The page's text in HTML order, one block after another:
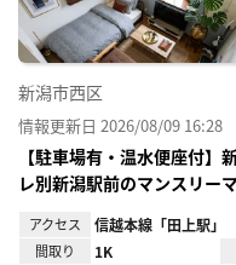
新潟市西区
情報更新日 2026/08/09 16:28
【駐車場有・温水便座付
レ別新潟駅前のマンスリー
アクセス 信越本線「田上駅」
間取り 1K